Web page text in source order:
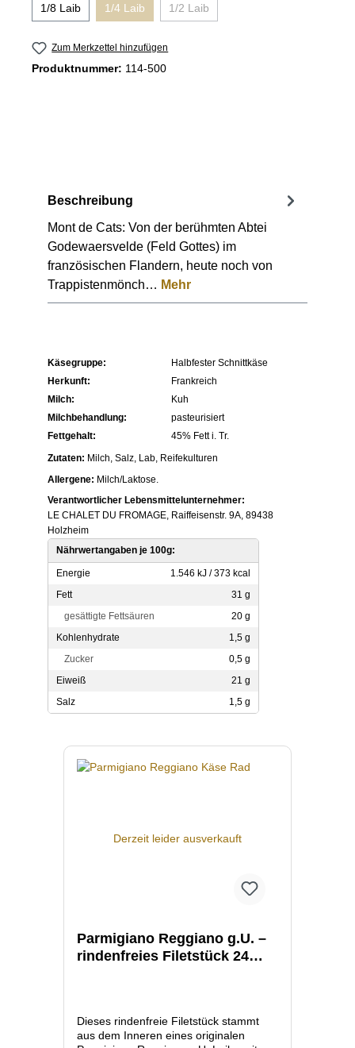
1/8 Laib 1/4 Laib(Diese Option ist zurzeit nicht verfügbar.)
1/2 Laib(Diese Option ist zurzeit nicht
Zum Merkzettel hinzufügen
Produktnummer: 114-500
Beschreibung
Mont de Cats: Von der berühmten Abtei
Godewaersvelde (Feld Gottes) im
französischen Flandern, heute noch von
Trappistenmönch… Mehr
Käsegruppe:
Halbfester Schnittkäse
Herkunft:
Frankreich
Milch:
Kuh
Milchbehandlung:
pasteurisiert
Fettgehalt:
45% Fett i. Tr.
Zutaten: Milch, Salz, Lab, Reifekulturen
Allergene: Milch/Laktose.
Verantwortlicher Lebensmittelunternehmer:
LE CHALET DU FROMAGE, Raiffeisenstr. 9A, 89438
Holzheim
Nährwertangaben je 100g:
Energie
1.546 kJ / 373 kcal
Fett
31 g
gesättigte Fettsäuren
20 g
Kohlenhydrate
1,5 g
Zucker
0,5 g
Eiweiß
21 g
Salz
1,5 g
Produktgalerie überspringen
Derzeit leider ausverkauft
Parmigiano Reggiano g.U. –
rindenfreies Filetstück 24
Dieses rindenfreie Filetstück stammt
aus dem Inneren eines originalen